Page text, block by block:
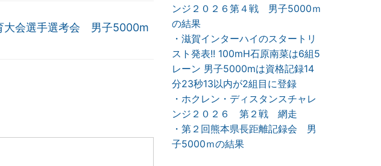
大会選手選考会 男子5000m
ンジ２０２６第４戦 男子5000ｍ
の結果
・滋賀インターハイのスタートリ
スト発表!! 100mH石原南菜は6組5
レーン 男子5000mは資格記録14
分23秒13以内が2組目に登録
・ホクレン・ディスタンスチャレ
ンジ２０２６ 第２戦 網走
・第２回熊本県長距離記録会 男
子5000ｍの結果